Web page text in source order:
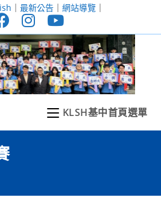
｜ 最新公告｜ 網站導覽｜
KLSH基中首頁選單